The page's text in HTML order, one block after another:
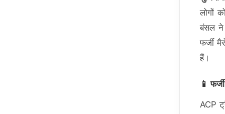
लोगों
बंसल ने
फर्जी
हैं।
📱
ACP